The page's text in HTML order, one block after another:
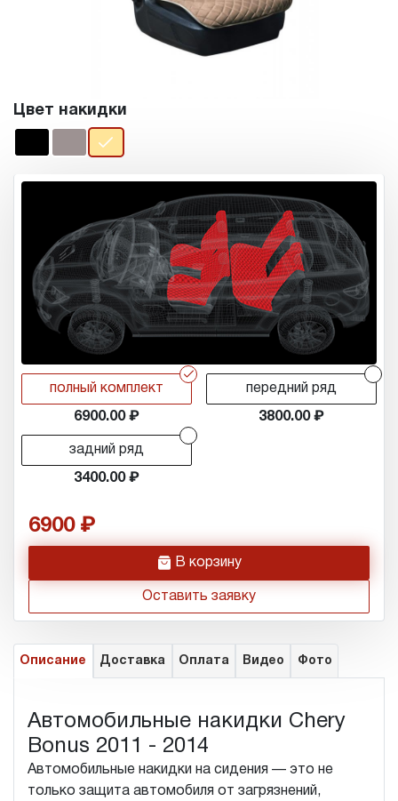
Цвет накидки
r
полный комплект
6900.00
передний ряд
3800.00
задний ряд
3400.00
6900
h В корзину
Оставить заявку
Описание Доставка Оплата Видео Фото
Автомобильные накидки Chery
Bonus 2011 - 2014
Автомобильные накидки на сидения — это не
только защита автомобиля от загрязнений,